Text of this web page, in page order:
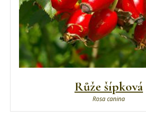
Růže šípková
Rosa canina